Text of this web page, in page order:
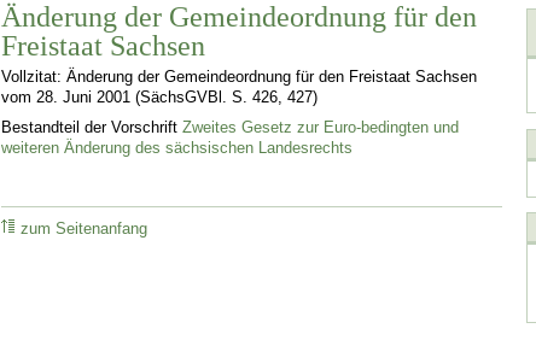
Änderung der Gemeindeordnung für den
Freistaat Sachsen
Vollzitat: Änderung der Gemeindeordnung für den Freistaat Sachsen
vom 28. Juni 2001 (SächsGVBl. S. 426, 427)
Bestandteil der VorschriftZweites Gesetz zur Euro-bedingten und
weiteren Änderung des sächsischen Landesrechts
zum Seitenanfang